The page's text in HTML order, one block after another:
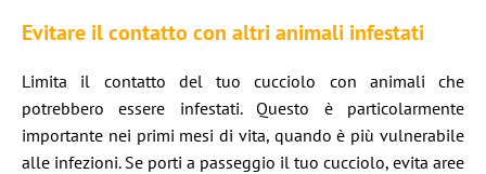
Evitare il contatto con altri animali infestati
Limita il contatto del tuo cucciolo con animali che
potrebbero essere infestati. Questo è particolarmente
importante nei primi mesi di vita, quando è più vulnerabile
alle infezioni. Se porti a passeggio il tuo cucciolo, evita aree